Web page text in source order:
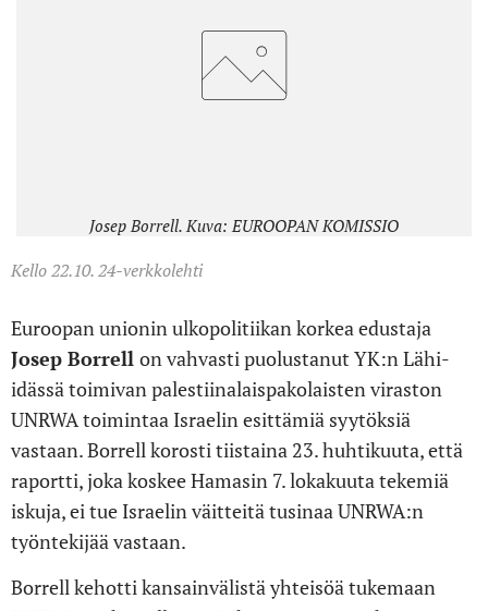
Josep Borrell. Kuva: EUROOPAN KOMISSIO
Kello 22.10. 24-verkkolehti
Euroopan unionin ulkopolitiikan korkea edustaja
Josep Borrell on vahvasti puolustanut YK:n Lähi-
idässä toimivan palestiinalaispakolaisten viraston
UNRWA toimintaa Israelin esittämiä syytöksiä
vastaan. Borrell korosti tiistaina 23. huhtikuuta, että
raportti, joka koskee Hamasin 7. lokakuuta tekemiä
iskuja, ei tue Israelin väitteitä tusinaa UNRWA:n
työntekijää vastaan.
Borrell kehotti kansainvälistä yhteisöä tukemaan